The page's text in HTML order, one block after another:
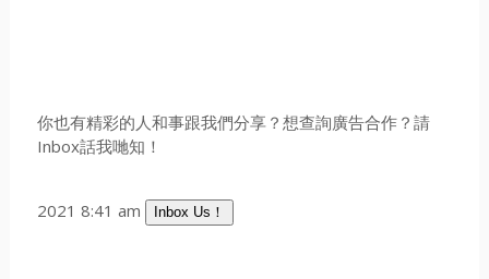
你也有精彩的人和事跟我們分享？想查詢廣告合作？請
Inbox話我哋知！
2021 8:41 am Inbox Us！